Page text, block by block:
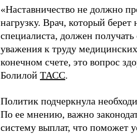
«Наставничество не должно
нагрузку. Врач, который берет
специалиста, должен
уважения к труду
конечном счете, это вопрос
Болилой ТАСС.
Политик подчеркнула
По ее мнению, важно
систему выплат, что поможет